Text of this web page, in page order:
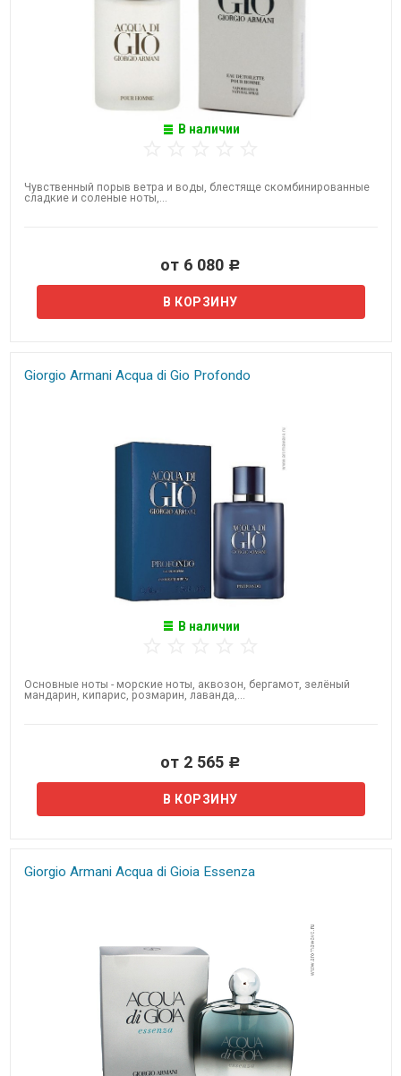
В наличии
Чувственный порыв ветра и воды, блестяще скомбинированные
сладкие и соленые ноты,...
от 6 080 Р
Giorgio Armani Acqua di Gio Profondo
В наличии
Основные ноты - морские ноты, аквозон, бергамот, зелёный
мандарин, кипарис, розмарин, лаванда,...
от 2 565 Р
Giorgio Armani Acqua di Gioia Essenza